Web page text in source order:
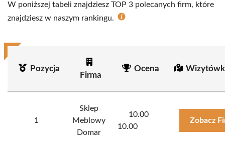
W poniższej tabeli znajdziesz TOP 3 polecanych firm, które
znajdziesz w naszym rankingu.
Pozycja
Firma
Ocena
1
Sklep
Meblowy
Domar
10.00
10.00
Zobacz